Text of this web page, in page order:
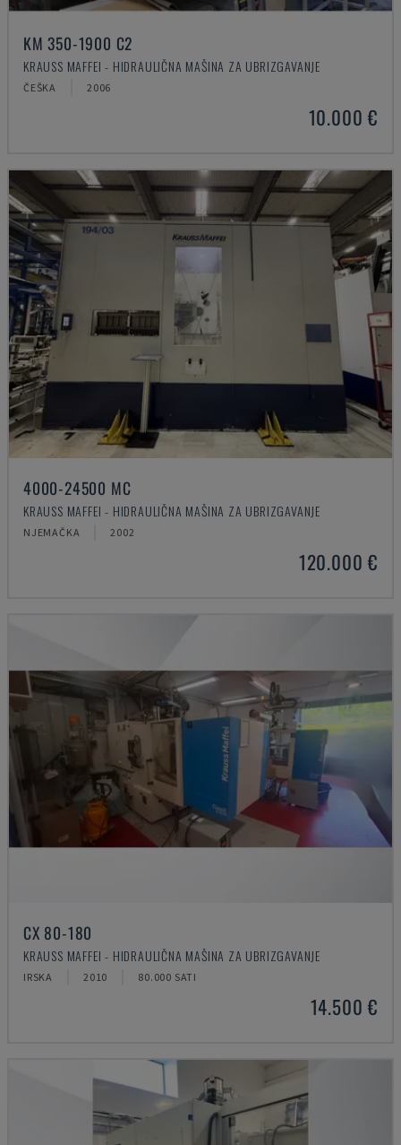
KM 350-1900 C2
KRAUSS MAFFEI - HIDRAULIČNA MAŠINA ZA UBRIZGAVANJE
ČEŠKA 2006
10.000 €
4000-24500 MC
KRAUSS MAFFEI - HIDRAULIČNA MAŠINA ZA UBRIZGAVANJE
NJEMAČKA 2002
120.000 €
CX 80-180
KRAUSS MAFFEI - HIDRAULIČNA MAŠINA ZA UBRIZGAVANJE
IRSKA 2010 80.000 SATI
14.500 €